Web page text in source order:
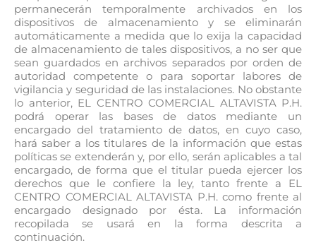
permanecerán temporalmente archivados en los
dispositivos de almacenamiento y se eliminarán
automáticamente a medida que lo exija la capacidad
de almacenamiento de tales dispositivos, a no ser que
sean guardados en archivos separados por orden de
autoridad competente o para soportar labores de
vigilancia y seguridad de las instalaciones. No obstante
lo anterior, EL CENTRO COMERCIAL ALTAVISTA P.H.
podrá operar las bases de datos mediante un
encargado del tratamiento de datos, en cuyo caso,
hará saber a los titulares de la información que estas
políticas se extenderán y, por ello, serán aplicables a tal
encargado, de forma que el titular pueda ejercer los
derechos que le confiere la ley, tanto frente a EL
CENTRO COMERCIAL ALTAVISTA P.H. como frente al
encargado designado por ésta. La información
recopilada se usará en la forma descrita a
continuación.